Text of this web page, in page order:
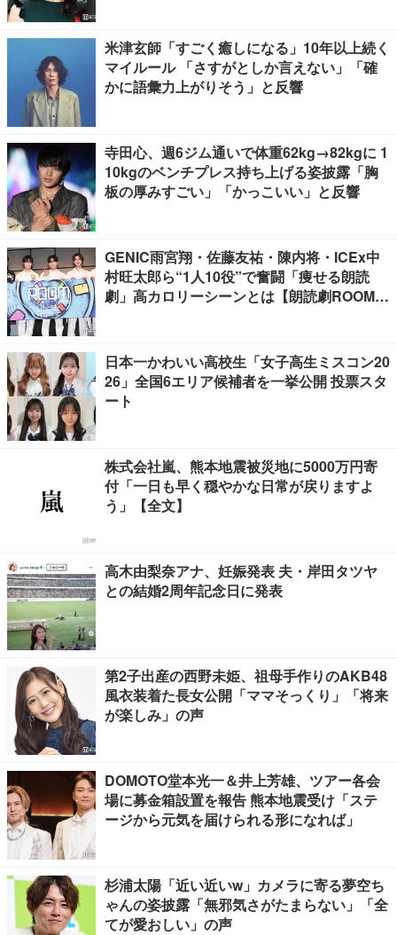
米津玄師「すごく癒しになる」10年以上続く
マイルール 「さすがとしか言えない」「確
かに語彙力上がりそう」と反響
寺田心、週6ジム通いで体重62kg→82kgに 1
10kgのベンチプレス持ち上げる姿披露「胸
板の厚みすごい」「かっこいい」と反響
GENIC雨宮翔・佐藤友祐・陳内将・ICEx中
村旺太郎ら“1人10役”で奮闘「痩せる朗読
劇」高カロリーシーンとは【朗読劇ROOM2
日本一かわいい高校生「女子高生ミスコン20
26」全国6エリア候補者を一挙公開 投票スタ
ート
株式会社嵐、熊本地震被災地に5000万円寄
付「一日も早く穏やかな日常が戻りますよ
う」【全文】
高木由梨奈アナ、妊娠発表 夫・岸田タツヤ
との結婚2周年記念日に発表
第2子出産の西野未姫、祖母手作りのAKB48
風衣装着た長女公開「ママそっくり」「将来
が楽しみ」の声
DOMOTO堂本光一＆井上芳雄、ツアー各会
場に募金箱設置を報告 熊本地震受け「ステ
ージから元気を届けられる形になれば」
杉浦太陽「近い近いw」カメラに寄る夢空ち
ゃんの姿披露「無邪気さがたまらない」「全
てが愛おしい」の声